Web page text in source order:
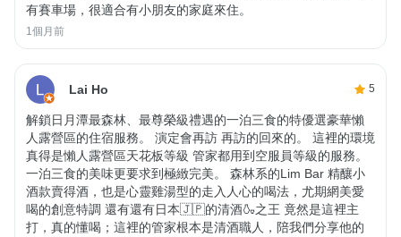
有賽車場，很適合有小朋友的家庭來住。
1個月前
Lai Ho 5
解鎖日月潭最森林、最尊榮級禮遇的一泊三食的特優選豪華懶
人露營區的住宿服務。 演定會再訪 再訪的回來的。 這裡的環境
真得是懶人露營區天花板等級 管家都用到空服員等級的服務。
一泊三食的美味更要求到極緻完美。 森林系的Lim Bar 精釀小
酒款賣得酒，也是心靈雞湯型的走入人心的喝法，尤期網美愛
喝的創意特調 還有還有日本🇯🇵的清酒🍶之王 竟然是這裡主
打，真的懂喝；這裡的管家根本是清酒職人，陪我們分享他的